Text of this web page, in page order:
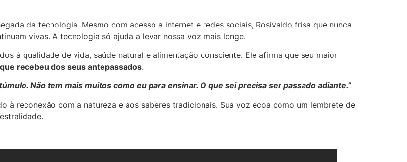
da tecnologia. Mesmo com acesso a internet e redes sociais, Rosivaldo frisa que nunca
vivas. A tecnologia só ajuda a levar nossa voz mais longe.
à qualidade de vida, saúde natural e alimentação consciente. Ele afirma que seu maior
recebeu dos seus antepassados.
Não tem mais muitos como eu para ensinar. O que sei precisa ser passado adiante.”
à reconexão com a natureza e aos saberes tradicionais. Sua voz ecoa como um lembrete de